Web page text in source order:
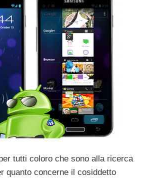
tutti coloro che sono alla ricerca
quanto concerne il cosiddetto